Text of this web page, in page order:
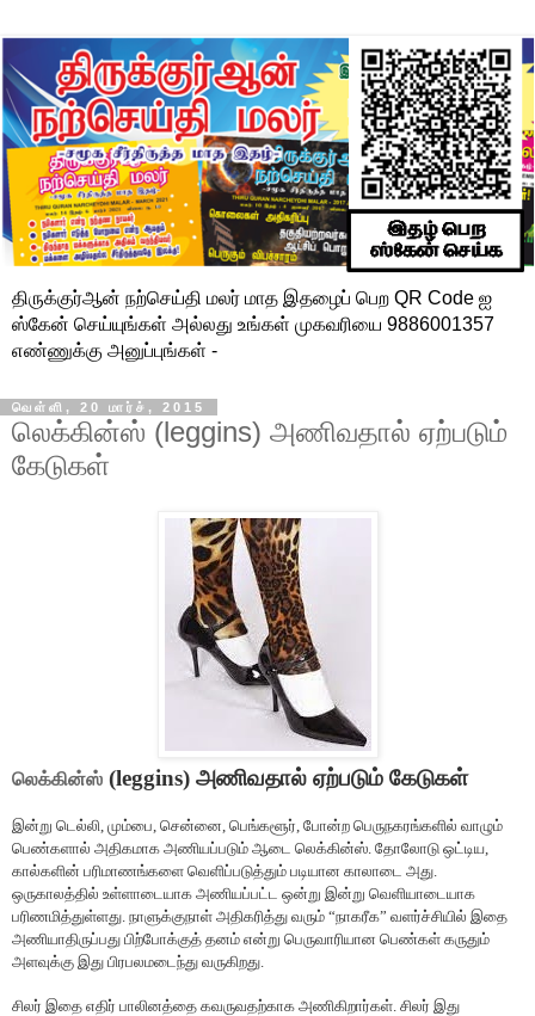
திருக்குர்ஆன் நற்செய்தி மலர் மாத இதழைப் பெற QR Code ஐ
ஸ்கேன் செய்யுங்கள் அல்லது உங்கள் முகவரியை 9886001357
எண்ணுக்கு அனுப்புங்கள் -
வெள்ளி, 20 மார்ச், 2015
லெக்கின்ஸ் (leggins) அணிவதால் ஏற்படும்
கேடுகள்
லெக்கின்ஸ் (leggins) அணிவதால் ஏற்படும் கேடுகள்
இன்று டெல்லி, மும்பை, சென்னை, பெங்களூர், போன்ற பெருநகரங்களில் வாழும்
பெண்களால் அதிகமாக அணியப்படும் ஆடை லெக்கின்ஸ். தோலோடு ஒட்டிய,
கால்களின் பரிமாணங்களை வெளிப்படுத்தும் படியான காலாடை அது.
ஒருகாலத்தில் உள்ளாடையாக அணியப்பட்ட ஒன்று இன்று வெளியாடையாக
பரிணமித்துள்ளது. நாளுக்குநாள் அதிகரித்து வரும் “நாகரீக” வளர்ச்சியில் இதை
அணியாதிருப்பது பிற்போக்குத் தனம் என்று பெருவாரியான பெண்கள் கருதும்
அளவுக்கு இது பிரபலமடைந்து வருகிறது.
சிலர் இதை எதிர் பாலினத்தை கவருவதற்காக அணிகிறார்கள். சிலர் இது